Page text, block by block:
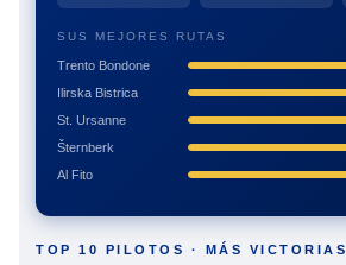
SUS MEJORES RUTAS
Trento Bondone
Ilirska Bistrica
St. Ursanne
Šternberk
Al Fito
TOP 10 PILOTOS · MÁS VICTORIAS